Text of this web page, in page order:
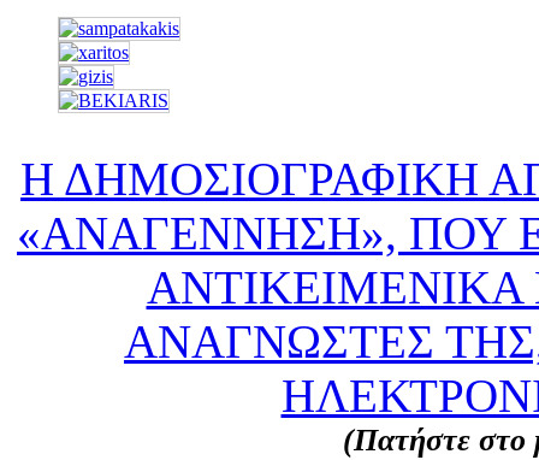
Η ΔΗΜΟΣΙΟΓΡΑΦΙΚΗ
«ΑΝΑΓΕΝΝΗΣΗ», ΠΟΥ
ΑΝΑΓΝΩΣΤΕΣ
(Πατήστε στο